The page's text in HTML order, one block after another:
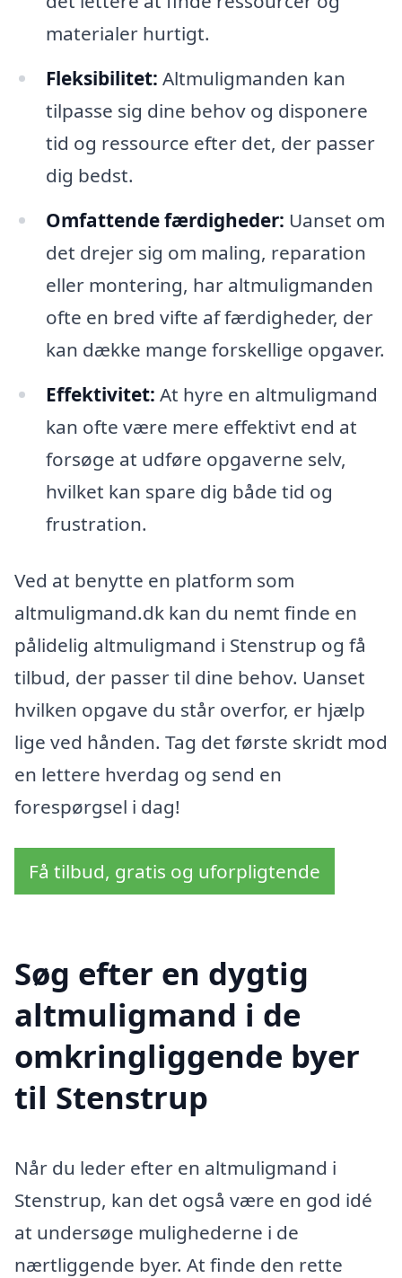
materialer hurtigt.
Fleksibilitet: Altmuligmanden kan
tilpasse sig dine behov og disponere
tid og ressource efter det, der passer
dig bedst.
Omfattende færdigheder: Uanset om
det drejer sig om maling, reparation
eller montering, har altmuligmanden
ofte en bred vifte af færdigheder, der
kan dække mange forskellige opgaver.
Effektivitet: At hyre en altmuligmand
kan ofte være mere effektivt end at
forsøge at udføre opgaverne selv,
hvilket kan spare dig både tid og
frustration.
Ved at benytte en platform som
altmuligmand.dk kan du nemt finde en
pålidelig altmuligmand i Stenstrup og få
tilbud, der passer til dine behov. Uanset
hvilken opgave du står overfor, er hjælp
lige ved hånden. Tag det første skridt mod
en lettere hverdag og send en
forespørgsel i dag!
Få tilbud, gratis og uforpligtende
Søg efter en dygtig
altmuligmand i de
omkringliggende byer
til Stenstrup
Når du leder efter en altmuligmand i
Stenstrup, kan det også være en god idé
at undersøge mulighederne i de
nærtliggende byer. At finde den rette